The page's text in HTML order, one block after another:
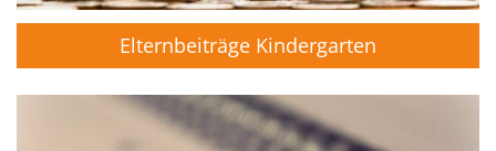
Elternbeiträge Kindergarten